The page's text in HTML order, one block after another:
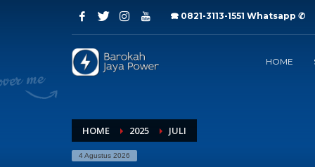
Archives
Juli 2026
Maret 2026
Februari 2026
Januari 2026
🕿 0821-3113-1551 Whatsapp ✆
HOME
HOME 2025 JULI
4 Agustus 2026